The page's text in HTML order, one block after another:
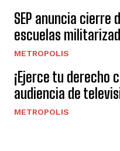
SEP anuncia cierre
escuelas
METROPOLIS
¡Ejerce tu derecho
audiencia de
METROPOLIS